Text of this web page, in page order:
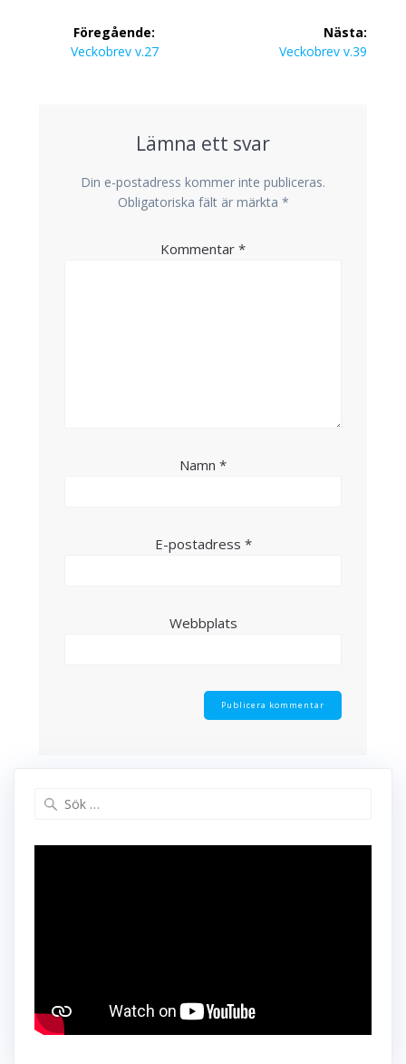
Inläggsnavigering
Föregående:
Föregående
Veckobrev v.27
Nästa:
Nästa
Veckobrev v.39
Lämna ett svar
Din e-postadress kommer inte publiceras.
Obligatoriska fält är märkta *
Kommentar *
Namn *
E-postadress *
Webbplats